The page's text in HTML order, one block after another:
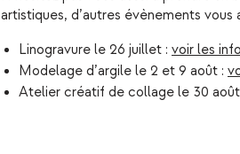
artistiques, d’autres évènements vous
Linogravure le 26 juillet : voir les
Modelage d’argile le 2 et 9 août :
Atelier créatif de collage le 30